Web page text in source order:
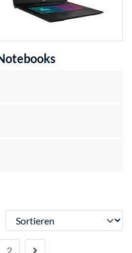
Sortieren
2